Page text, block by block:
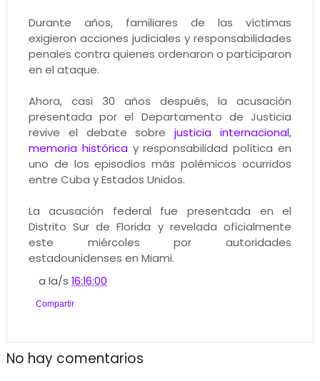
Durante años, familiares de las víctimas
exigieron acciones judiciales y responsabilidades
penales contra quienes ordenaron o participaron
en el ataque.
Ahora, casi 30 años después, la acusación
presentada por el Departamento de Justicia
revive el debate sobrejusticia internacional,
memoria históricay responsabilidad política en
uno de los episodios más polémicos ocurridos
entre Cuba y Estados Unidos.
La acusación federal fue presentada en el
Distrito Sur de Florida y revelada oficialmente
este miércoles por autoridades
estadounidenses en Miami.
a la/s16:16:00
Compartir
No hay comentarios